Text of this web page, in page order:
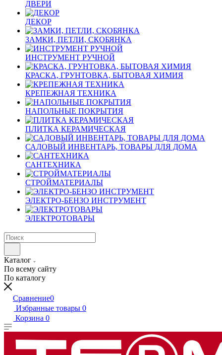
ДВЕРИ
ДЕКОР
ЗАМКИ, ПЕТЛИ, СКОБЯНКА
ИНСТРУМЕНТ РУЧНОЙ
КРАСКА, ГРУНТОВКА, БЫТОВАЯ ХИМИЯ
КРЕПЕЖНАЯ ТЕХНИКА
НАПОЛЬНЫЕ ПОКРЫТИЯ
ПЛИТКА КЕРАМИЧЕСКАЯ
САДОВЫЙ ИНВЕНТАРЬ, ТОВАРЫ ДЛЯ ДОМА
САНТЕХНИКА
СТРОЙМАТЕРИАЛЫ
ЭЛЕКТРО-БЕНЗО ИНСТРУМЕНТ
ЭЛЕКТРОТОВАРЫ
Каталог
По всему сайту
По каталогу
Сравнение0
Избранные товары 0
Корзина 0